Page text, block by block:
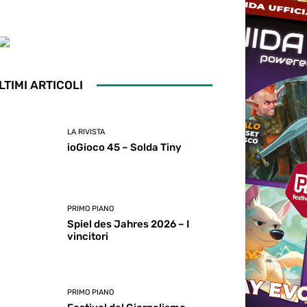
ARTICOLI
LA RIVISTA
ioGioco 45 – Solda Tiny
PRIMO PIANO
Spiel des Jahres 2026 – I
vincitori
PRIMO PIANO